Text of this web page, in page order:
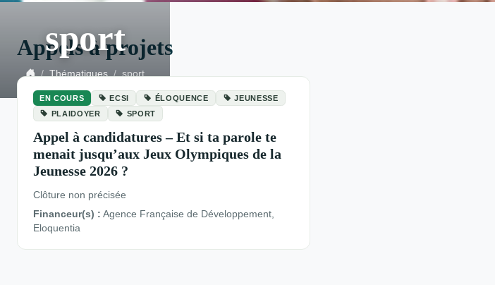
sport
Thématiques sport
Appels à projets
EN COURS ECSI ÉLOQUENCE
JEUNESSE
PLAIDOYER
SPORT
Appel à candidatures – Et si ta parole te
menait jusqu’aux Jeux Olympiques de la
Jeunesse 2026 ?
Clôture non précisée
Financeur(s) : Agence Française de Développement,
Eloquentia